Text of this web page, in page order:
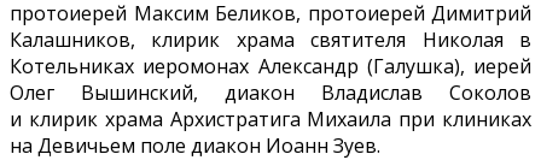
протоиерей Максим Беликов, протоиерей Димитрий
Калашников, клирик храма святителя Николая в
Котельниках иеромонах Александр (Галушка), иерей
Олег Вышинский, диакон Владислав Соколов
и клирик храма Архистратига Михаила при клиниках
на Девичьем поле диакон Иоанн Зуев.